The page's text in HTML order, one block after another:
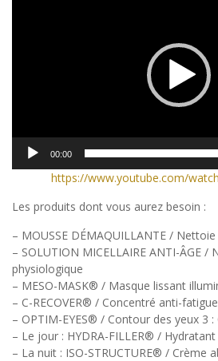
00:00
https://www.youtube.com/
Les produits dont vous aurez besoin :
– MOUSSE DÉMAQUILLANTE /
– SOLUTION MICELLAIRE ANTI-ÂGE
physiologique
– MESO-MASK® / Masque lissant
– C-RECOVER® / Concentré anti-
– OPTIM-EYES® / Contour des yeux 3
– Le jour : HYDRA-FILLER® /
– La nuit : ISO-STRUCTURE® / Crème